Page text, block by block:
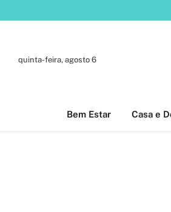
quinta-feira, agosto 6
Bem Estar Casa e